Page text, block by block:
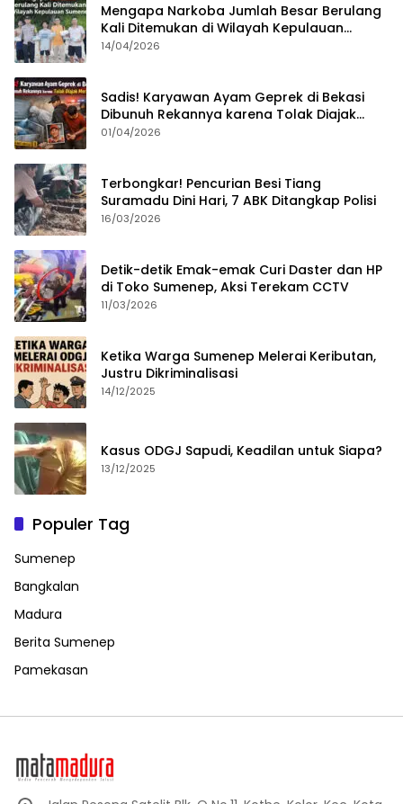
Mengapa Narkoba Jumlah Besar Berulang
Kali Ditemukan di Wilayah Kepulauan
Sumenep?
14/04/2026
Sadis! Karyawan Ayam Geprek di Bekasi
Dibunuh Rekannya karena Tolak Diajak
Merampok Majikan
01/04/2026
Terbongkar! Pencurian Besi Tiang
Suramadu Dini Hari, 7 ABK Ditangkap Polisi
16/03/2026
Detik-detik Emak-emak Curi Daster dan HP
di Toko Sumenep, Aksi Terekam CCTV
11/03/2026
Ketika Warga Sumenep Melerai Keributan,
Justru Dikriminalisasi
14/12/2025
Kasus ODGJ Sapudi, Keadilan untuk Siapa?
13/12/2025
Populer Tag
Sumenep
Bangkalan
Madura
Berita Sumenep
Pamekasan